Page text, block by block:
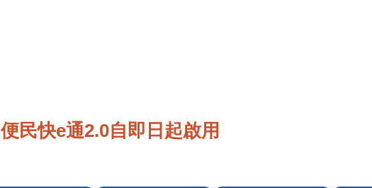
便民快e通2.0自即日起啟用